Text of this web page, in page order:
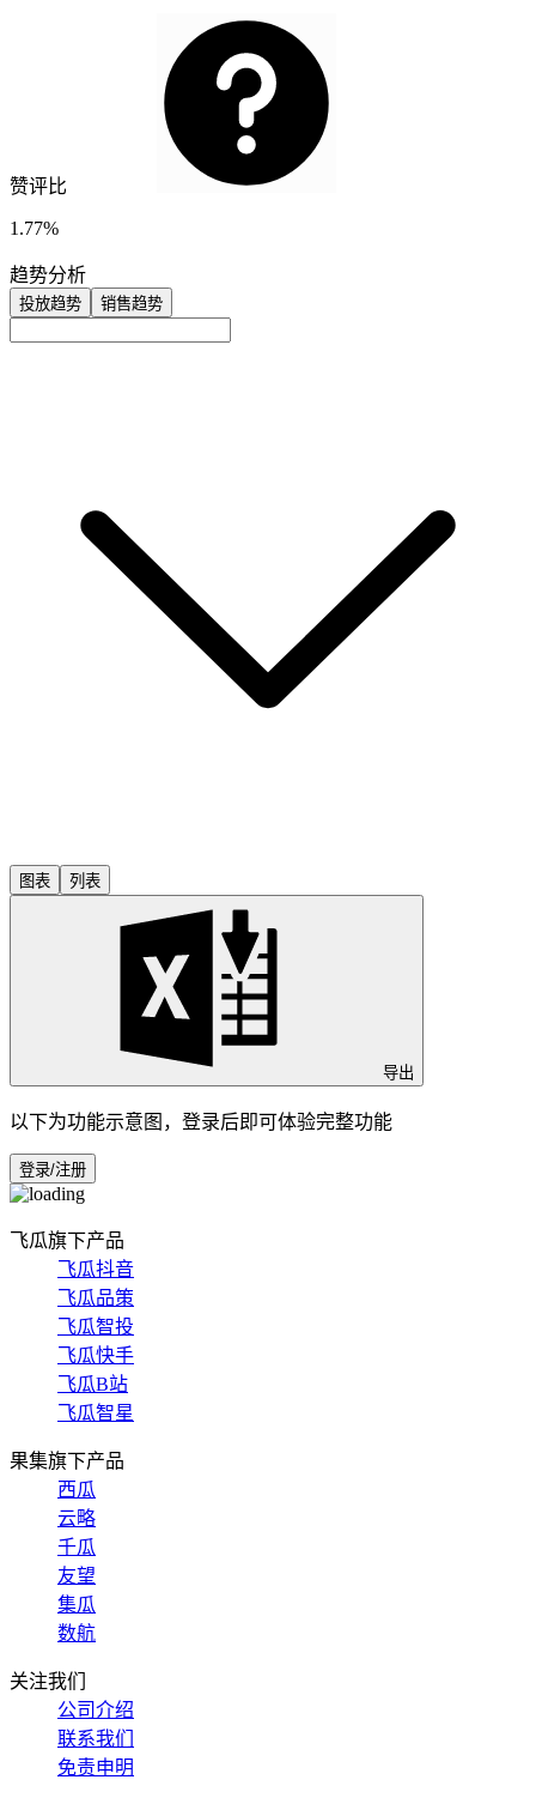
赞评比
1.77%
趋势分析
投放趋势 销售趋势
图表 列表
导出
以下为功能示意图，登录后即可体验完整功能
登录/注册
飞瓜旗下产品
飞瓜抖音
飞瓜品策
飞瓜智投
飞瓜快手
飞瓜B站
飞瓜智星
果集旗下产品
西瓜
云略
千瓜
友望
集瓜
数航
关注我们
公司介绍
联系我们
免责申明